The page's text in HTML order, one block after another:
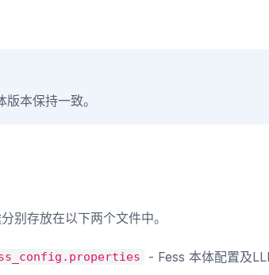
本保持一致。
别存放在以下两个文件中。
- Fess 本体配置及